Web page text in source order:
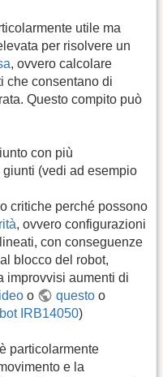
utile ma
per risolvere un
, ovvero calcolare
che consentano di
Questo compito può
con più
(vedi ad esempio
critiche perché possono
, ovvero configurazioni
con conseguenze
blocco del robot,
improvvisi aumenti di
o questoo
IRB14050)
particolarmente
e la